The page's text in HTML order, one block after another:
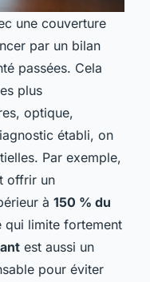
une couverture
par un bilan
passées. Cela
plus
optique,
établi, on
Par exemple,
offrir un
à 150 % du
qui limite fortement
est aussi un
pour éviter